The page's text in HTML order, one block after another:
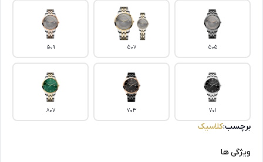
505
507
509
701
703
807
برچسب:کلاسیک
ویژگی ها